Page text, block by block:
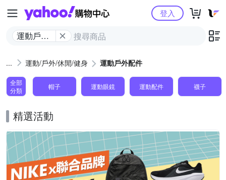
Yahoo購物中心
運動戶外
登入
運動/戶外/休閒/健身 運動戶外配件
全部
分類
帽子 運動眼鏡 運動配件 襪子
精選活動